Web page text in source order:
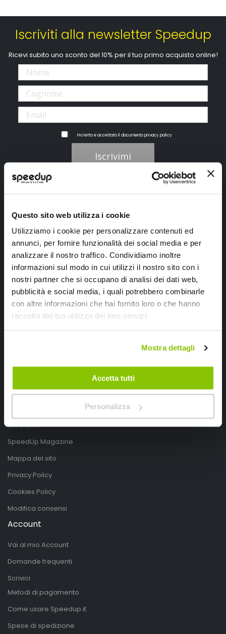
Questo sito web utilizza i cookie
Utilizziamo i cookie per personalizzare contenuti ed
annunci, per fornire funzionalità dei social media e per
analizzare il nostro traffico. Condividiamo inoltre
informazioni sul modo in cui utilizzi il nostro sito con i
nostri partner che si occupano di analisi dei dati web,
pubblicità e social media, i quali potrebbero combinarle
con altre informazioni che hai fornito loro o che hanno
raccolto dal tuo utilizzo dei loro servizi.
Mostra dettagli
Accetta tutti
Personalizza
Iscriviti alla newsletter Speedup
Ricevi subito uno sconto del 10% per il tuo primo acquisto online!
Ho letto e accettato il documentoprivacy policy
Iscrivimi
Segui SPEEDUP.IT
SpeedUp.it
Speedup.it by Trio Group
Chi siamo
SpeedUp Magazine
Mappa del sito
Privacy Policy
Cookies Policy
Modifica consensi
Account
Vai al mio Account
Domande frequenti
Scrivici
Metodi di pagamento
Come usare Speedup.it
Spese di spedizione